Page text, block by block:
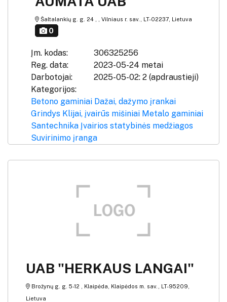
Šaltalankių g. g. 24 , , Vilniaus r. sav., LT-02237, Lietuva
0
Įm. kodas:
306325256
Reg. data:
2023-05-24 metai
Darbotojai:
2025-05-02: 2 (apdraustieji)
Kategorijos:
Betono gaminiai Dažai, dažymo įrankai
Grindys Klijai, įvairūs mišiniai Metalo gaminiai
Santechnika Įvairios statybinės medžiagos
Suvirinimo įranga
UAB "HERKAUS LANGAI"
Brožynų g. g. 5-12 , Klaipėda, Klaipėdos m. sav., LT-95209,
Lietuva